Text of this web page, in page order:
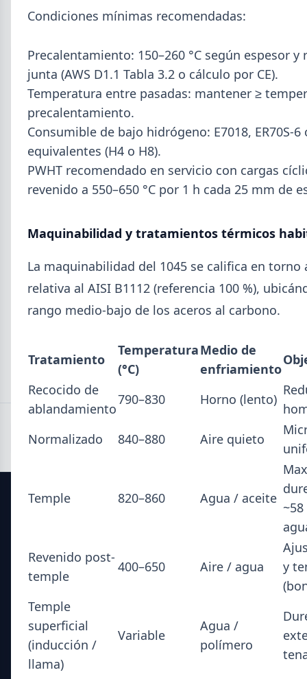
SUSCRIPCIÓN A SIDERDATO
Recibí el reporte semanal más actualizado de novedades
metalúrgicas directo a tu mail o celular.
REGISTRESE GRATIS
y el mercado del acero en Argentina.
Secciones
Noticias del Sector
Datos Técnicos
Guía Metalúrgica
Condiciones mínimas recomendadas:
Precalentamiento: 150–260 °C según espesor y
junta (AWS D1.1 Tabla 3.2 o cálculo por CE).
Temperatura entre pasadas: mantener ≥
precalentamiento.
Consumible de bajo hidrógeno: E7018, ER70S-6
equivalentes (H4 o H8).
PWHT recomendado en servicio con cargas
revenido a 550–650 °C por 1 h cada 25 mm de
Maquinabilidad y tratamientos térmicos
La maquinabilidad del 1045 se califica en torno
relativa al AISI B1112 (referencia 100 %),
rango medio-bajo de los aceros al carbono.
Tratamiento
Temperatura
(°C)
Medio de
enfriamiento
Recocido de
ablandamiento
790–830 Horno (lento)
Normalizado
840–880 Aire quieto
Temple 820–860 Agua / aceite
~58
Revenido post-
temple
400–650 Aire / agua
y
Temple
superficial
(inducción /
llama)
Variable
Agua /
polímero